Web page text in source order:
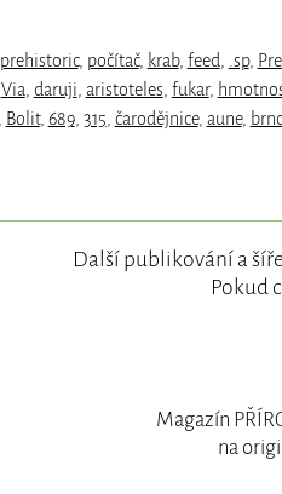
prehistoric, počítač, krab, feed .sp,
Via daruji aristoteles fukar,
Bolit, 689, 315 čarodějnice, aune,
Další publikování a
Pokud
Magazín
na